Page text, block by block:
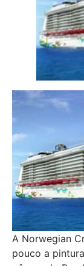
A Norwegian
pouco a